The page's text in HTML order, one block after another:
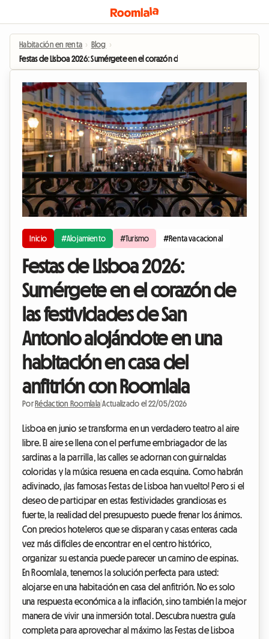
Habitación en renta › Blog ›
Festas de Lisboa 2026: Sumérgete en el corazón de las festividades de
Inicio #Alojamiento #Turismo #Renta vacacional
Festas de Lisboa 2026:
Sumérgete en el corazón de
las festividades de San
Antonio alojándote en una
habitación en casa del
anfitrión con Roomlala
Por Rédaction Roomlala |Actualizado el 22/05/2026
Lisboa en junio se transforma en un verdadero teatro al aire
libre. El aire se llena con el perfume embriagador de las
sardinas a la parrilla, las calles se adornan con guirnaldas
coloridas y la música resuena en cada esquina. Como habrán
adivinado, ¡las famosas Festas de Lisboa han vuelto! Pero si el
deseo de participar en estas festividades grandiosas es
fuerte, la realidad del presupuesto puede frenar los ánimos.
Con precios hoteleros que se disparan y casas enteras cada
vez más difíciles de encontrar en el centro histórico,
organizar su estancia puede parecer un camino de espinas.
En Roomlala, tenemos la solución perfecta para usted:
alojarse en una habitación en casa del anfitrión. No es solo
una respuesta económica a la inflación, sino también la mejor
manera de vivir una inmersión total. Descubra nuestra guía
completa para aprovechar al máximo las Festas de Lisboa